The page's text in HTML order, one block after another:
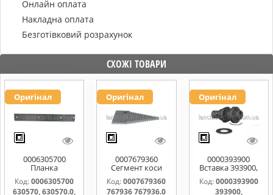
Онлайн оплата
Накладна оплата
Безготівковий розрахунок
СХОЖІ ТОВАРИ
Оригінал
0006305700
Планка
направляюча
630570, 630570.0,
Код:0006305700
630570, 630570.0,
Оригінал
0007679360
Сегмент коси
767936 767936.0
767976.1
Код: 0007679360
767936 767936.0
Оригінал
0000393900
Вставка 393900,
0000393900
Код:0000393900
393900,